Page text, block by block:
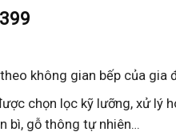
không gian bếp của gia
chọn lọc kỹ lưỡng, xử lý
bì, gỗ thông tự nhiên…